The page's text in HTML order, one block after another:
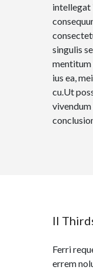
intellegat
singulis
mentitum
ius ea,
cu.Ut
II
Ferri
errem